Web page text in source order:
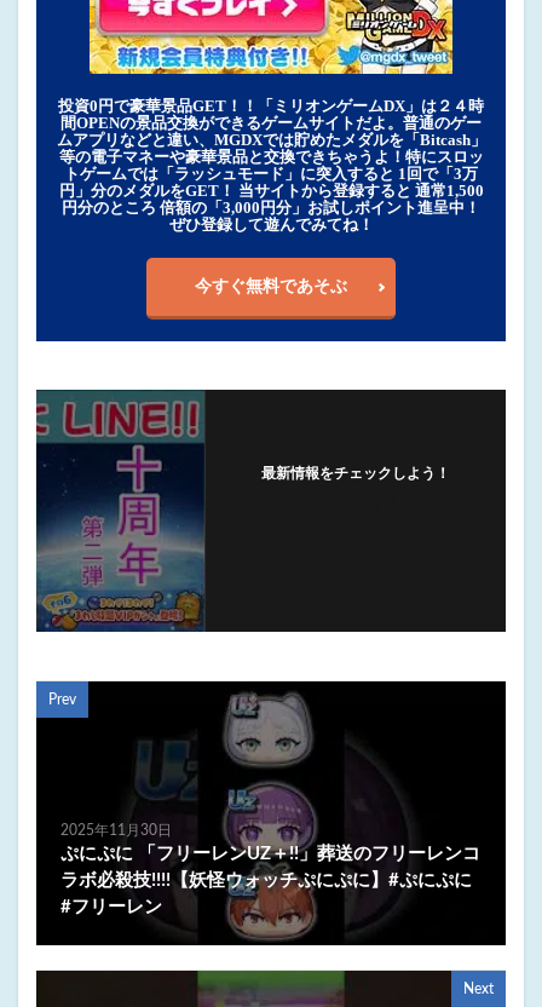
投資0円で豪華景品GET！！「ミリオンゲームDX」は２４時
間OPENの景品交換ができるゲームサイトだよ。普通のゲー
ムアプリなどと違い、MGDXでは貯めたメダルを「Bitcash」
等の電子マネーや豪華景品と交換できちゃうよ！特にスロッ
トゲームでは「ラッシュモード」に突入すると 1回で「3万
円」分のメダルをGET！ 当サイトから登録すると 通常1,500
円分のところ 倍額の「3,000円分」お試しポイント進呈中！
ぜひ登録して遊んでみてね！
今すぐ無料であそぶ
最新情報をチェックしよう！
Prev
2025年11月30日
ぷにぷに 「フリーレンUZ＋!!」葬送のフリーレンコ
ラボ必殺技!!!!【妖怪ウォッチぷにぷに】#ぷにぷに
#フリーレン
Next